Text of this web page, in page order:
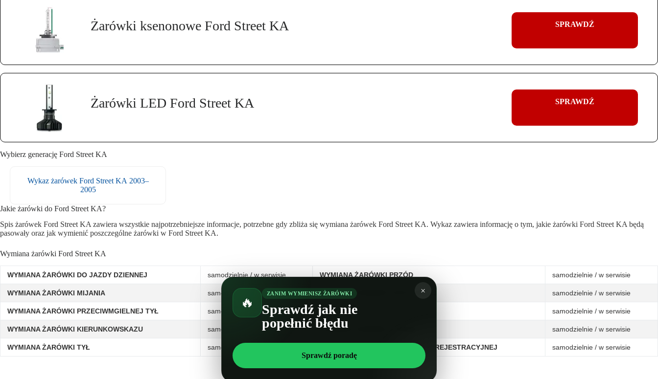
×
🔥
ZANIM WYMIENISZ ŻARÓWKI
Sprawdź jak nie
popełnić błędu
Sprawdź poradę
Żarówki ksenonowe Ford Street KA SPRAWDŹ
Żarówki LED Ford Street KA SPRAWDŹ
Wybierz generację Ford Street KA
Wykaz żarówek Ford Street KA 2003–
2005
Jakie żarówki do Ford Street KA?
Spis żarówek Ford Street KA zawiera wszystkie najpotrzebniejsze informacje, potrzebne gdy zbliża się wymiana żarówek Ford Street KA. Wykaz zawiera informację o tym, jakie żarówki Ford Street KA będą
pasowały oraz jak wymienić poszczególne żarówki w Ford Street KA.
Wymiana żarówki Ford Street KA
WYMIANA ŻARÓWKI DO JAZDY DZIENNEJ samodzielnie / w serwisie WYMIANA ŻARÓWKI PRZÓD samodzielnie / w serwisie
WYMIANA ŻARÓWKI MIJANIA samodzielnie / w serwisie WYMIANA ŻARÓWKI POSTOJOWEJ samodzielnie / w serwisie
WYMIANA ŻARÓWKI PRZECIWMGIELNEJ TYŁ samodzielnie / w serwisie WYMIANA ŻARÓWKI STOPU samodzielnie / w serwisie
WYMIANA ŻARÓWKI KIERUNKOWSKAZU samodzielnie / w serwisie WYMIANA ŻARÓWKI COFANIA samodzielnie / w serwisie
WYMIANA ŻARÓWKI TYŁ samodzielnie / w serwisie WYMIANA OŚWIETLENIA TABLICY REJESTRACYJNEJ samodzielnie / w serwisie